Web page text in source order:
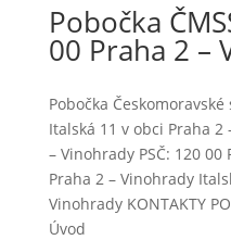
Pobočka
00 Praha 2 –
Pobočka
Italská 11 v obci Praha
– Vinohrady PSČ: 120 00
Praha 2 – Vinohrady
Vinohrady KONTAKTY
Úvod